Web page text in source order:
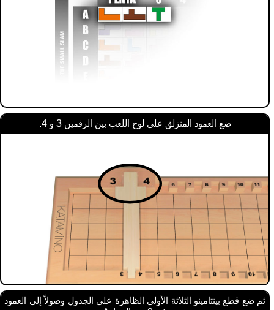
ضع العمود المنزلق على لوح اللعب بين الرقمين 3 و 4.
ثم ضع قطع بينتامينو الثلاثة الأولى الظاهرة على الجدول وصولاً إلى العمود